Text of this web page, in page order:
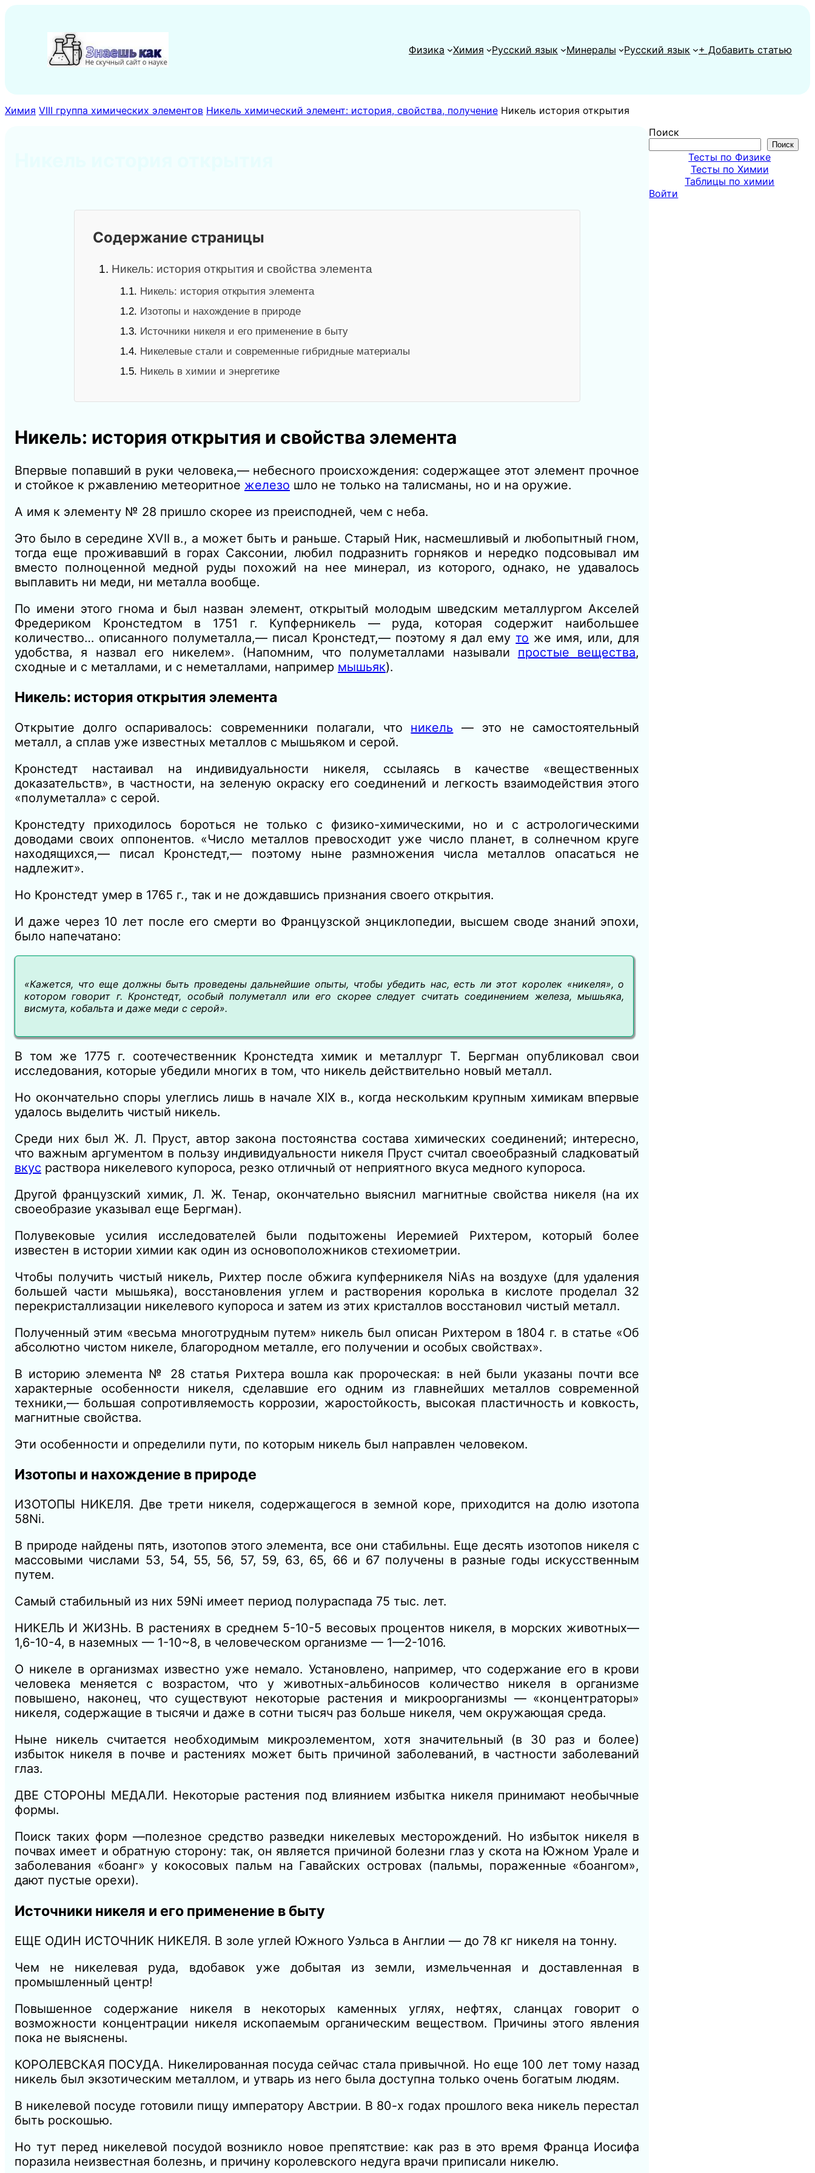
содержимому
Физика
Химия Русский язык Минералы Русский язык + Добавить статью
Химия VIII группа химических элементов Никель химический элемент: история, свойства, получение Никель история открытия
Содержание страницы
1. Никель: история открытия и свойства элемента
1.1. Никель: история открытия элемента
1.2. Изотопы и нахождение в природе
1.3. Источники никеля и его применение в быту
1.4. Никелевые стали и современные гибридные материалы
1.5. Никель в химии и энергетике
Никель: история открытия и свойства элемента
Впервые попавший в руки человека,— небесного происхождения: содержащее этот элемент прочное
и стойкое к ржавлению метеоритное железо шло не только на талисманы, но и на оружие.
А имя к элементу № 28 пришло скорее из преисподней, чем с неба.
Это было в середине XVII в., а может быть и раньше. Старый Ник, насмешливый и любопытный гном,
тогда еще проживавший в горах Саксонии, любил подразнить горняков и нередко подсовывал им
вместо полноценной медной руды похожий на нее минерал, из которого, однако, не удавалось
выплавить ни меди, ни металла вообще.
По имени этого гнома и был назван элемент, открытый молодым шведским металлургом Акселей
Фредериком Кронстедтом в 1751 г. Купферникель — руда, которая содержит наибольшее
количество… описанного полуметалла,— писал Кронстедт,— поэтому я дал ему то же имя, или, для
удобства, я назвал его никелем». (Напомним, что полуметаллами называли простые вещества,
сходные и с металлами, и с неметаллами, например мышьяк).
Никель: история открытия элемента
Открытие долго оспаривалось: современники полагали, что никель — это не самостоятельный
металл, а сплав уже известных металлов с мышьяком и серой.
Кронстедт настаивал на индивидуальности никеля, ссылаясь в качестве «вещественных
доказательств», в частности, на зеленую окраску его соединений и легкость взаимодействия этого
«полуметалла» с серой.
Кронстедту приходилось бороться не только с физико-химическими, но и с астрологическими
доводами своих оппонентов. «Число металлов превосходит уже число планет, в солнечном круге
находящихся,— писал Кронстедт,— поэтому ныне размножения числа металлов опасаться не
надлежит».
Но Кронстедт умер в 1765 г., так и не дождавшись признания своего открытия.
И даже через 10 лет после его смерти во Французской энциклопедии, высшем своде знаний эпохи,
было напечатано:
«Кажется, что еще должны быть проведены дальнейшие опыты, чтобы убедить нас, есть ли этот королек «никеля», о
котором говорит г. Кронстедт, особый полуметалл или его скорее следует считать соединением железа, мышьяка,
висмута, кобальта и даже меди с серой».
В том же 1775 г. соотечественник Кронстедта химик и металлург Т. Бергман опубликовал свои
исследования, которые убедили многих в том, что никель действительно новый металл.
Но окончательно споры улеглись лишь в начале XIX в., когда нескольким крупным химикам впервые
удалось выделить чистый никель.
Среди них был Ж. Л. Пруст, автор закона постоянства состава химических соединений; интересно,
что важным аргументом в пользу индивидуальности никеля Пруст считал своеобразный сладковатый
вкус раствора никелевого купороса, резко отличный от неприятного вкуса медного купороса.
Другой французский химик, Л. Ж. Тенар, окончательно выяснил магнитные свойства никеля (на их
своеобразие указывал еще Бергман).
Полувековые усилия исследователей были подытожены Иеремией Рихтером, который более
известен в истории химии как один из основоположников стехиометрии.
Чтобы получить чистый никель, Рихтер после обжига купферникеля NiAs на воздухе (для удаления
большей части мышьяка), восстановления углем и растворения королька в кислоте проделал 32
перекристаллизации никелевого купороса и затем из этих кристаллов восстановил чистый металл.
Полученный этим «весьма многотрудным путем» никель был описан Рихтером в 1804 г. в статье «Об
абсолютно чистом никеле, благородном металле, его получении и особых свойствах».
В историю элемента № 28 статья Рихтера вошла как пророческая: в ней были указаны почти все
характерные особенности никеля, сделавшие его одним из главнейших металлов современной
техники,— большая сопротивляемость коррозии, жаростойкость, высокая пластичность и ковкость,
магнитные свойства.
Эти особенности и определили пути, по которым никель был направлен человеком.
Изотопы и нахождение в природе
ИЗОТОПЫ НИКЕЛЯ. Две трети никеля, содержащегося в земной коре, приходится на долю изотопа
58Ni.
В природе найдены пять, изотопов этого элемента, все они стабильны. Еще десять изотопов никеля с
массовыми числами 53, 54, 55, 56, 57, 59, 63, 65, 66 и 67 получены в разные годы искусственным
путем.
Самый стабильный из них 59Ni имеет период полураспада 75 тыс. лет.
НИКЕЛЬ И ЖИЗНЬ. В растениях в среднем 5-10-5 весовых процентов никеля, в морских животных—
1,6-10-4, в наземных — 1-10~8, в человеческом организме — 1—2-1016.
О никеле в организмах известно уже немало. Установлено, например, что содержание его в крови
человека меняется с возрастом, что у животных-альбиносов количество никеля в организме
повышено, наконец, что существуют некоторые растения и микроорганизмы — «концентраторы»
никеля, содержащие в тысячи и даже в сотни тысяч раз больше никеля, чем окружающая среда.
Ныне никель считается необходимым микроэлементом, хотя значительный (в 30 раз и более)
избыток никеля в почве и растениях может быть причиной заболеваний, в частности заболеваний
глаз.
ДВЕ СТОРОНЫ МЕДАЛИ. Некоторые растения под влиянием избытка никеля принимают необычные
формы.
Поиск таких форм —полезное средство разведки никелевых месторождений. Но избыток никеля в
почвах имеет и обратную сторону: так, он является причиной болезни глаз у скота на Южном Урале и
заболевания «боанг» у кокосовых пальм на Гавайских островах (пальмы, пораженные «боангом»,
дают пустые орехи).
Источники никеля и его применение в быту
ЕЩЕ ОДИН ИСТОЧНИК НИКЕЛЯ. В золе углей Южного Уэльса в Англии — до 78 кг никеля на тонну.
Чем не никелевая руда, вдобавок уже добытая из земли, измельченная и доставленная в
промышленный центр!
Повышенное содержание никеля в некоторых каменных углях, нефтях, сланцах говорит о
возможности концентрации никеля ископаемым органическим веществом. Причины этого явления
пока не выяснены.
КОРОЛЕВСКАЯ ПОСУДА. Никелированная посуда сейчас стала привычной. Но еще 100 лет тому назад
никель был экзотическим металлом, и утварь из него была доступна только очень богатым людям.
В никелевой посуде готовили пищу императору Австрии. В 80-х годах прошлого века никель перестал
быть роскошью.
Но тут перед никелевой посудой возникло новое препятствие: как раз в это время Франца Иосифа
поразила неизвестная болезнь, и причину королевского недуга врачи приписали никелю.
Поиск
Поиск
Тесты по Физике
Тесты по Химии
Таблицы по химии
Войти